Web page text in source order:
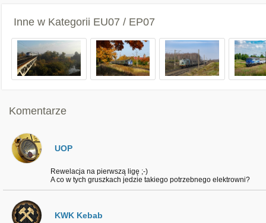
Inne w Kategorii EU07 / EP07
Komentarze
UOP
Rewelacja na pierwszą ligę ;-)
A co w tych gruszkach jedzie takiego potrzebnego elektrowni?
KWK Kebab